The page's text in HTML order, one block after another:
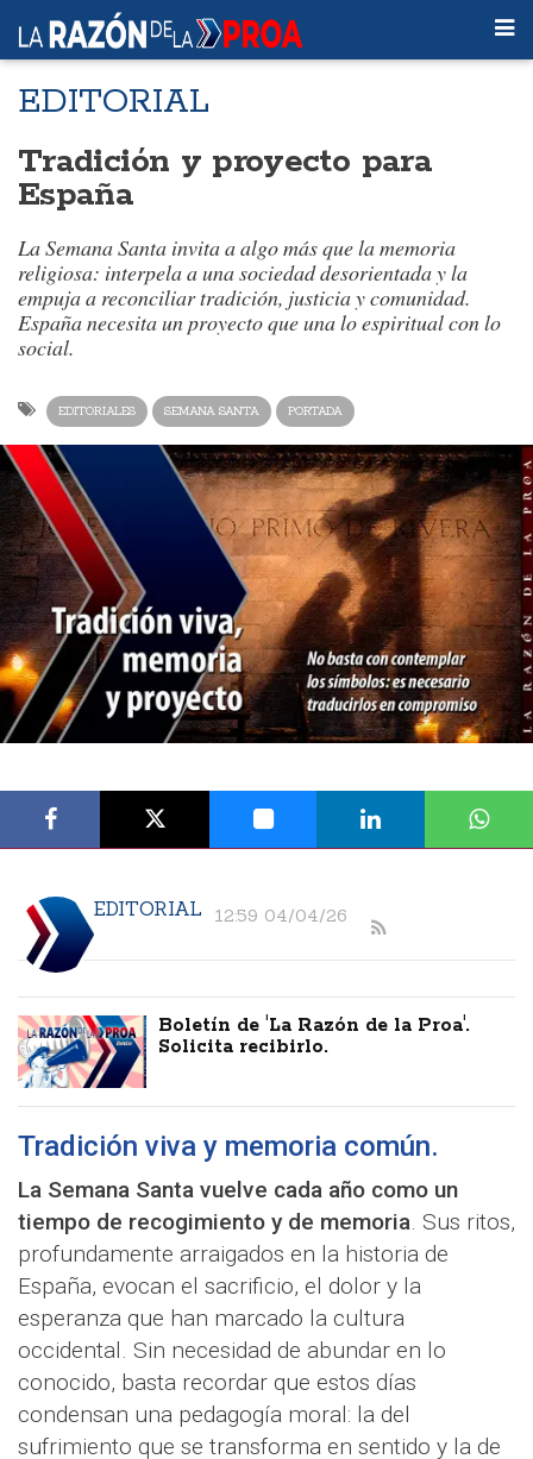
EDITORIAL
Tradición y proyecto para
España
La Semana Santa invita a algo más que la memoria
religiosa: interpela a una sociedad desorientada y la
empuja a reconciliar tradición, justicia y comunidad.
España necesita un proyecto que una lo espiritual con lo
social.
EDITORIALES SEMANA SANTA PORTADA
EDITORIAL 12:59 04/04/26
Boletín de 'La Razón de la Proa'.
Solicita recibirlo.
Tradición viva y memoria común.
La Semana Santa vuelve cada año como un
tiempo de recogimiento y de memoria. Sus ritos,
profundamente arraigados en la historia de
España, evocan el sacrificio, el dolor y la
esperanza que han marcado la cultura
occidental. Sin necesidad de abundar en lo
conocido, basta recordar que estos días
condensan una pedagogía moral: la del
sufrimiento que se transforma en sentido y la de